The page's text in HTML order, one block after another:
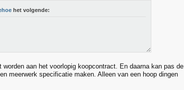
het volgende:
aan het voorlopig koopcontract. En daarna kan pas de
meerwerk specificatie maken. Alleen van een hoop dingen